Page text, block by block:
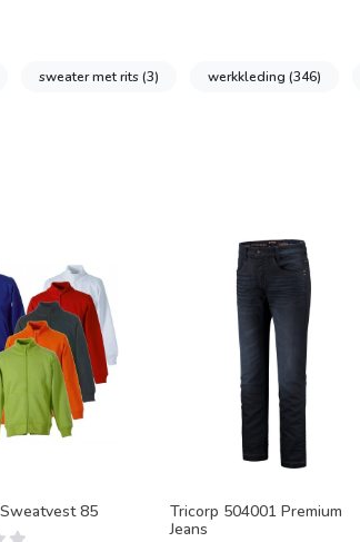
sweater met rits(3) werkkleding (346)
85
Tricorp 504001 Premium
Jeans